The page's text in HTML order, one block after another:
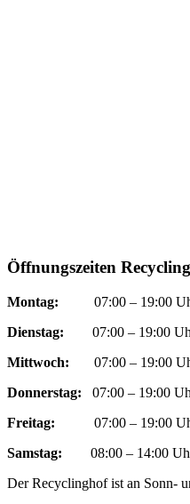
Öffnungszeiten
Montag: 07:00 – 19:00
Dienstag: 07:00 – 19:00
Mittwoch: 07:00 – 19:00
Donnerstag: 07:00 – 19:00
Freitag: 07:00 – 19:00
Samstag: 08:00 – 14:00
Der Recyclinghof ist an Sonn-